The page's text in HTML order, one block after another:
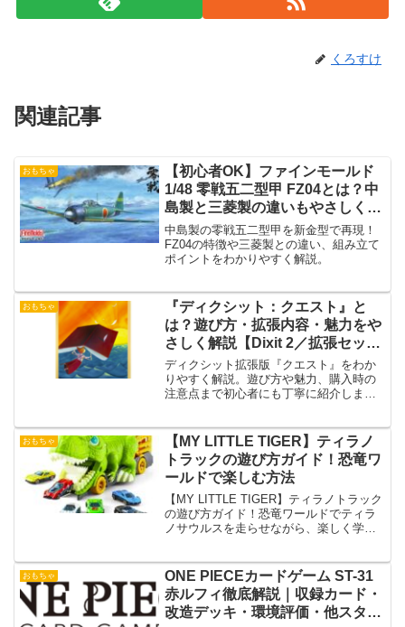
くろすけ
関連記事
おもちゃ
【初心者OK】ファインモールド
1/48 零戦五二型甲 FZ04とは？中
島製と三菱製の違いもやさしく解
説
中島製の零戦五二型甲を新金型で再現！
FZ04の特徴や三菱製との違い、組み立て
ポイントをわかりやすく解説。
おもちゃ
『ディクシット：クエスト』と
は？遊び方・拡張内容・魅力をや
さしく解説【Dixit 2／拡張セッ
ト】
ディクシット拡張版『クエスト』をわか
りやすく解説。遊び方や魅力、購入時の
注意点まで初心者にも丁寧に紹介しま
おもちゃ
【MY LITTLE TIGER】ティラノ
トラックの遊び方ガイド！恐竜ワ
ールドで楽しむ方法
【MY LITTLE TIGER】ティラノトラック
の遊び方ガイド！恐竜ワールドでティラ
ノサウルスを走らせながら、楽しく学べ
おもちゃ
ONE PIECEカードゲーム ST-31
赤ルフィ徹底解説｜収録カード・
改造デッキ・環境評価・他スター